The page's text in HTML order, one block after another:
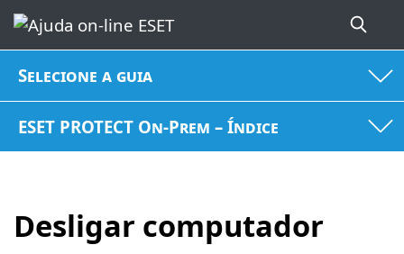
Selecione a guia
ESET PROTECT On-Prem – Índice
Desligar computador